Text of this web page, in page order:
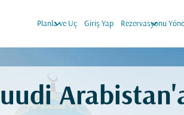
Planla ve Uç
keyboard_arrow_down Giriş Yap Rezervasyonu
keyboard_arrow_down